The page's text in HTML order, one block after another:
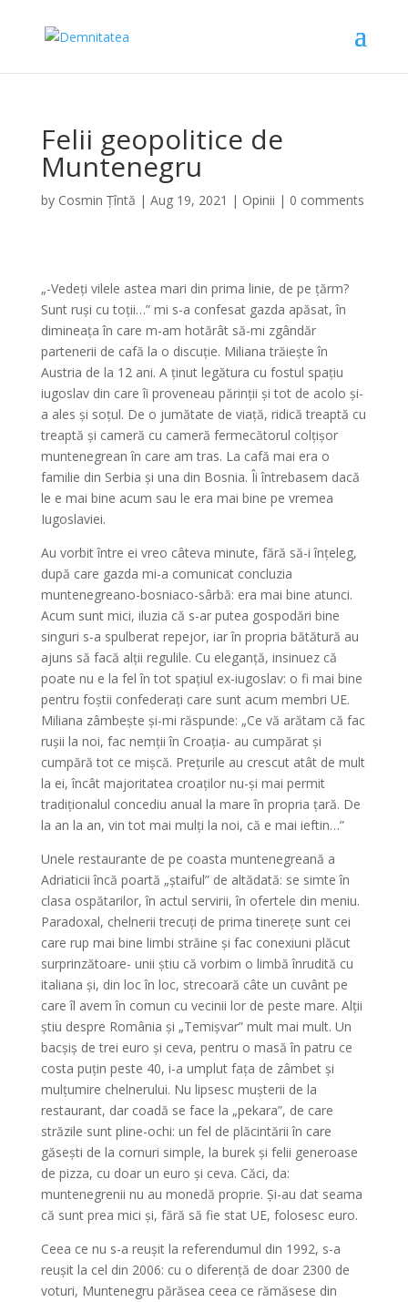
Felii geopolitice de
Muntenegru
by Cosmin Țîntă | Aug 19, 2021 | Opinii | 0 comments
„-Vedeți vilele astea mari din prima linie, de pe țărm?
Sunt ruși cu toții…” mi s-a confesat gazda apăsat, în
dimineața în care m-am hotărât să-mi zgândăr
partenerii de cafă la o discuție. Miliana trăiește în
Austria de la 12 ani. A ținut legătura cu fostul spațiu
iugoslav din care îi proveneau părinții și tot de acolo și-
a ales și soțul. De o jumătate de viață, ridică treaptă cu
treaptă și cameră cu cameră fermecătorul colțișor
muntenegrean în care am tras. La cafă mai era o
familie din Serbia și una din Bosnia. Îi întrebasem dacă
le e mai bine acum sau le era mai bine pe vremea
Iugoslaviei.
Au vorbit între ei vreo câteva minute, fără să-i înțeleg,
după care gazda mi-a comunicat concluzia
muntenegreano-bosniaco-sârbă: era mai bine atunci.
Acum sunt mici, iluzia că s-ar putea gospodări bine
singuri s-a spulberat repejor, iar în propria bătătură au
ajuns să facă alții regulile. Cu eleganță, insinuez că
poate nu e la fel în tot spațiul ex-iugoslav: o fi mai bine
pentru foștii confederați care sunt acum membri UE.
Miliana zâmbește și-mi răspunde: „Ce vă arătam că fac
rușii la noi, fac nemții în Croația- au cumpărat și
cumpără tot ce mișcă. Prețurile au crescut atât de mult
la ei, încât majoritatea croaților nu-și mai permit
tradiționalul concediu anual la mare în propria țară. De
la an la an, vin tot mai mulți la noi, că e mai ieftin…”
Unele restaurante de pe coasta muntenegreană a
Adriaticii încă poartă „ștaiful” de altădată: se simte în
clasa ospătarilor, în actul servirii, în ofertele din meniu.
Paradoxal, chelnerii trecuți de prima tinerețe sunt cei
care rup mai bine limbi străine și fac conexiuni plăcut
surprinzătoare- unii știu că vorbim o limbă înrudită cu
italiana și, din loc în loc, strecoară câte un cuvânt pe
care îl avem în comun cu vecinii lor de peste mare. Alții
știu despre România și „Temișvar” mult mai mult. Un
bacșiș de trei euro și ceva, pentru o masă în patru ce
costa puțin peste 40, i-a umplut fața de zâmbet și
mulțumire chelnerului. Nu lipsesc mușterii de la
restaurant, dar coadă se face la „pekara”, de care
străzile sunt pline-ochi: un fel de plăcintării în care
găsești de la cornuri simple, la burek și felii generoase
de pizza, cu doar un euro și ceva. Căci, da:
muntenegrenii nu au monedă proprie. Și-au dat seama
că sunt prea mici și, fără să fie stat UE, folosesc euro.
Ceea ce nu s-a reușit la referendumul din 1992, s-a
reușit la cel din 2006: cu o diferență de doar 2300 de
voturi, Muntenegru părăsea ceea ce rămăsese din